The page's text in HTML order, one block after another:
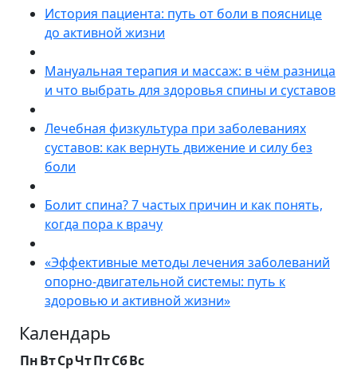
История пациента: путь от боли в пояснице
до активной жизни
Мануальная терапия и массаж: в чём разница
и что выбрать для здоровья спины и суставов
Лечебная физкультура при заболеваниях
суставов: как вернуть движение и силу без
боли
Болит спина? 7 частых причин и как понять,
когда пора к врачу
«Эффективные методы лечения заболеваний
опорно-двигательной системы: путь к
здоровью и активной жизни»
Календарь
ПнВтСрЧтПтСбВс